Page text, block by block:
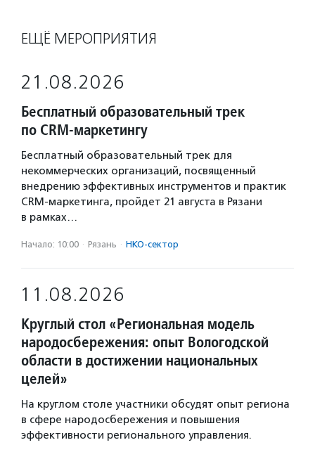
ЕЩЁ МЕРОПРИЯТИЯ
21.08.2026
Бесплатный образовательный трек
по CRM-маркетингу
Бесплатный образовательный трек для
некоммерческих организаций, посвященный
внедрению эффективных инструментов и практик
CRM-маркетинга, пройдет 21 августа в Рязани
в рамках…
Начало: 10:00 · Рязань · НКО-сектор
11.08.2026
Круглый стол «Региональная модель
народосбережения: опыт Вологодской
области в достижении национальных
целей»
На круглом столе участники обсудят опыт региона
в сфере народосбережения и повышения
эффективности регионального управления.